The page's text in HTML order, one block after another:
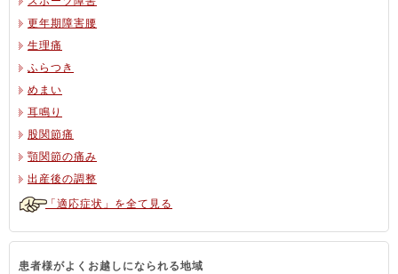
更年期障害腰
生理痛
ふらつき
めまい
耳鳴り
股関節痛
顎関節の痛み
出産後の調整
「適応症状」を全て見る
患者様がよくお越しになられる地域